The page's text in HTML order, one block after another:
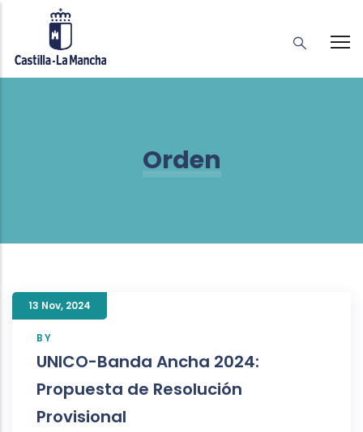
Orden
13 Nov, 2024
BY
UNICO-Banda Ancha 2024:
Propuesta de Resolución
Provisional